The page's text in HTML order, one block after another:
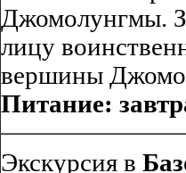
Джомолунгмы.
лицу
вершины
Питание:
Экскурсия в